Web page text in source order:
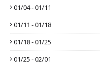
01/04 - 01/11
01/11 - 01/18
01/18 - 01/25
01/25 - 02/01